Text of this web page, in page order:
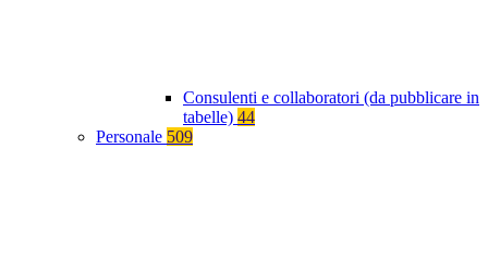
Consulenti e collaboratori (da pubblicare in
tabelle) 44
Personale 509